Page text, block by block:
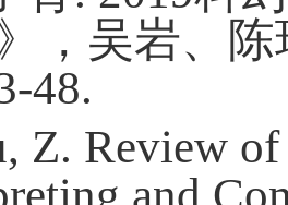
，吴岩、
48.
Z. Review
and